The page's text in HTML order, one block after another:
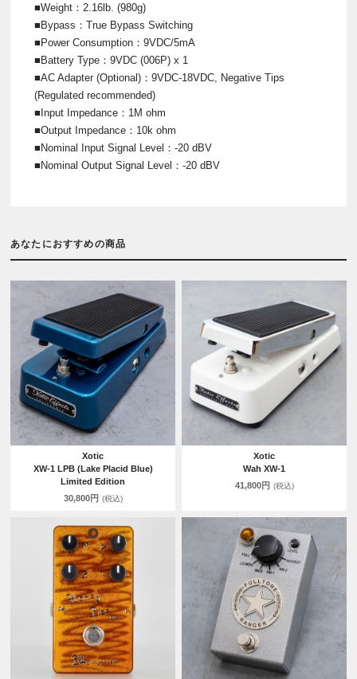
■Weight：2.16lb. (980g)
■Bypass：True Bypass Switching
■Power Consumption：9VDC/5mA
■Battery Type：9VDC (006P) x 1
■AC Adapter (Optional)：9VDC-18VDC, Negative Tips
(Regulated recommended)
■Input Impedance：1M ohm
■Output Impedance：10k ohm
■Nominal Input Signal Level：-20 dBV
■Nominal Output Signal Level：-20 dBV
あなたにおすすめの商品
Xotic
XW-1 LPB (Lake Placid Blue)
Limited Edition
30,800円 (税込)
Xotic
Wah XW-1
41,800円 (税込)